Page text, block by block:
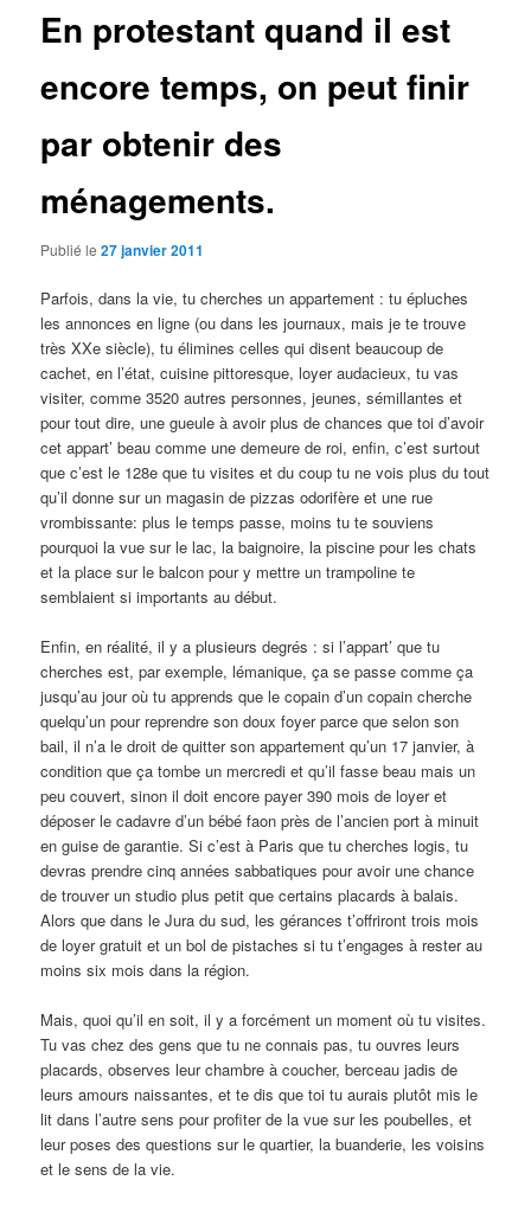
En protestant quand il est
encore temps, on peut finir
par obtenir des
ménagements.
Publié le27 janvier 2011
Parfois, dans la vie, tu cherches un appartement : tu épluches
les annonces en ligne (ou dans les journaux, mais je te trouve
très XXe siècle), tu élimines celles qui disent beaucoup de
cachet, en l’état, cuisine pittoresque, loyer audacieux, tu vas
visiter, comme 3520 autres personnes, jeunes, sémillantes et
pour tout dire, une gueule à avoir plus de chances que toi d’avoir
cet appart’ beau comme une demeure de roi, enfin, c’est surtout
que c’est le 128e que tu visites et du coup tu ne vois plus du tout
qu’il donne sur un magasin de pizzas odorifère et une rue
vrombissante: plus le temps passe, moins tu te souviens
pourquoi la vue sur le lac, la baignoire, la piscine pour les chats
et la place sur le balcon pour y mettre un trampoline te
semblaient si importants au début.
Enfin, en réalité, il y a plusieurs degrés : si l’appart’ que tu
cherches est, par exemple, lémanique, ça se passe comme ça
jusqu’au jour où tu apprends que le copain d’un copain cherche
quelqu’un pour reprendre son doux foyer parce que selon son
bail, il n’a le droit de quitter son appartement qu’un 17 janvier, à
condition que ça tombe un mercredi et qu’il fasse beau mais un
peu couvert, sinon il doit encore payer 390 mois de loyer et
déposer le cadavre d’un bébé faon près de l’ancien port à minuit
en guise de garantie. Si c’est à Paris que tu cherches logis, tu
devras prendre cinq années sabbatiques pour avoir une chance
de trouver un studio plus petit que certains placards à balais.
Alors que dans le Jura du sud, les gérances t’offriront trois mois
de loyer gratuit et un bol de pistaches si tu t’engages à rester au
moins six mois dans la région.
Mais, quoi qu’il en soit, il y a forcément un moment où tu visites.
Tu vas chez des gens que tu ne connais pas, tu ouvres leurs
placards, observes leur chambre à coucher, berceau jadis de
leurs amours naissantes, et te dis que toi tu aurais plutôt mis le
lit dans l’autre sens pour profiter de la vue sur les poubelles, et
leur poses des questions sur le quartier, la buanderie, les voisins
et le sens de la vie.